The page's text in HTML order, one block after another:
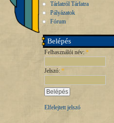
Tárlatról Tárlatra
Pályázatok
Fórum
Belépés
Felhasználói név: *
Jelszó: *
Elfelejtett jelszó